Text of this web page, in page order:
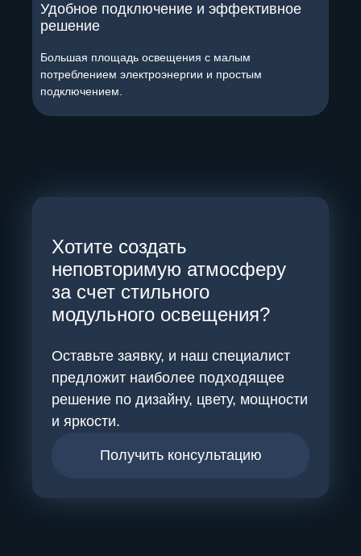
Удобное подключение и эффективное
решение
Большая площадь освещения с малым
потреблением электроэнергии и простым
подключением.
Хотите создать
неповторимую атмосферу
за счет стильного
модульного освещения?
Оставьте заявку, и наш специалист
предложит наиболее подходящее
решение по дизайну, цвету, мощности
и яркости.
Получить консультацию